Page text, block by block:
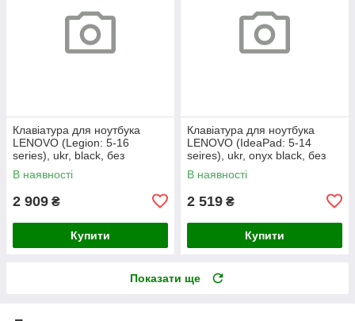
Клавіатура для ноутбука
LENOVO (Legion: 5-16
series), ukr, black, без
фрейма, підсвічування
клавіш
В наявності
2 909 ₴
Купити
Клавіатура для ноутбука
LENOVO (IdeaPad: 5-14
seires), ukr, onyx black, без
фрейму, підсвічування клавіш
(copilot)
В наявності
2 519 ₴
Купити
Показати ще